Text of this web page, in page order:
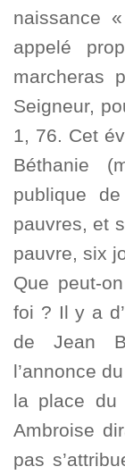
naissance
appelé
marcheras
Seigneur,
1, 76. Cet
Béthanie
publique
pauvres, et
pauvre, six
Que peut-
foi ? Il y a
de Jean
l’annonce
la place
Ambroise
pas